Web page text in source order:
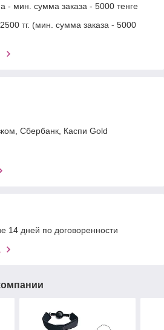
- мин. сумма заказа - 5000 тенге
тг. (мин. сумма заказа - 5000
Сбербанк, Каспи Gold
14 дней по договоренности